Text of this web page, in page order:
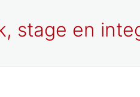
stage en